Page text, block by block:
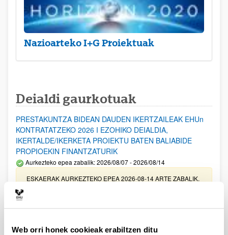
Web orri honek cookieak erabiltzen ditu
Nazioarteko I+G Proiektuak
Deialdi gaurkotuak
PRESTAKUNTZA BIDEAN DAUDEN IKERTZAILEAK EHUn
KONTRATATZEKO 2026 I EZOHIKO DEIALDIA,
IKERTALDE/IKERKETA PROIEKTU BATEN BALIABIDE
PROPIOEKIN FINANTZATURIK
Aurkezteko epea zabalik: 2026/08/07 - 2026/08/14
ESKAERAK AURKEZTEKO EPEA 2026-08-14 ARTE ZABALIK.
UPV/EHUn Azpiegitura Zientifikoa eta Funts Bibliografikoak